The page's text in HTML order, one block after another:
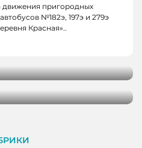
движения пригородных
№182э, 197э и 279э
Красная»..
лучших тренеров,
КЕМЕРОВО